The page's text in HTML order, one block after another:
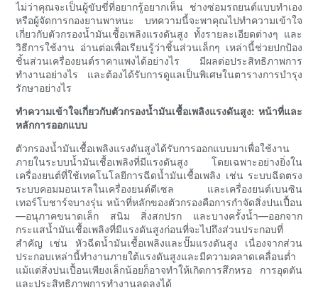
ไม่ว่าคุณจะเป็นผู้ขับขี่ที่อยากรู้อยากเห็น ช่างซ่อมรถยนต์แบบทำเอง
หรือผู้จัดการกองยานพาหนะ บทความนี้จะพาคุณไปทำความเข้าใจ
เกี่ยวกับตัวกรองน้ำมันเชื้อเพลิงแรงดันสูง ทั้งรายละเอียดต่างๆ และ
วิธีการใช้งาน อ่านต่อเพื่อเรียนรู้ว่าชิ้นส่วนเล็กๆ เหล่านี้ช่วยปกป้อง
ชิ้นส่วนเครื่องยนต์ราคาแพงได้อย่างไร มีผลต่อประสิทธิภาพการ
ทำงานอย่างไร และต้องได้รับการดูแลเป็นพิเศษในตารางการบำรุง
รักษาอย่างไร
ทำความเข้าใจเกี่ยวกับตัวกรองน้ำมันเชื้อเพลิงแรงดันสูง: หน้าที่และ
หลักการออกแบบ
ตัวกรองน้ำมันเชื้อเพลิงแรงดันสูงได้รับการออกแบบมาเพื่อใช้งาน
ภายในระบบน้ำมันเชื้อเพลิงที่มีแรงดันสูง โดยเฉพาะอย่างยิ่งใน
เครื่องยนต์ที่ใช้เทคโนโลยีการฉีดน้ำมันเชื้อเพลิง เช่น ระบบฉีดตรง
ระบบคอมมอนเรลในเครื่องยนต์ดีเซล และเครื่องยนต์เบนซิน
เทอร์โบชาร์จบางรุ่น หน้าที่หลักของตัวกรองคือการกำจัดสิ่งปนเปื้อน
—อนุภาคขนาดเล็ก สนิม สิ่งสกปรก และบางครั้งน้ำ—ออกจาก
กระแสน้ำมันเชื้อเพลิงที่มีแรงดันสูงก่อนที่จะไปถึงส่วนประกอบที่
สำคัญ เช่น หัวฉีดน้ำมันเชื้อเพลิงและปั๊มแรงดันสูง เนื่องจากส่วน
ประกอบเหล่านี้ทำงานภายใต้แรงดันสูงและมีความคลาดเคลื่อนต่ำ
แม้แต่สิ่งปนเปื้อนเพียงเล็กน้อยก็อาจทำให้เกิดการสึกหรอ การอุดตัน
และประสิทธิภาพการทำงานลดลงได้